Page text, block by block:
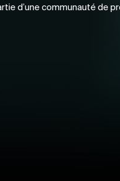
d’une communauté de